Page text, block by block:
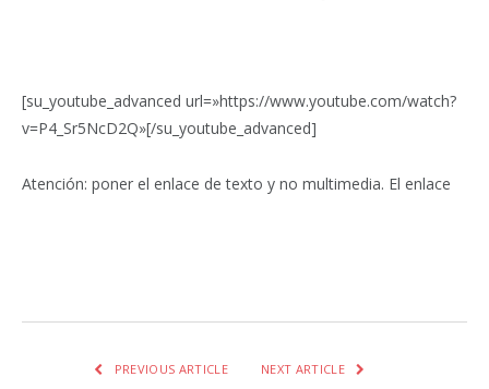
[su_youtube_advanced url=»https://www.youtube.com/watch?
v=P4_Sr5NcD2Q»[/su_youtube_advanced]
Atención: poner el enlace de texto y no multimedia. El enlace
PREVIOUS ARTICLE NEXT ARTICLE